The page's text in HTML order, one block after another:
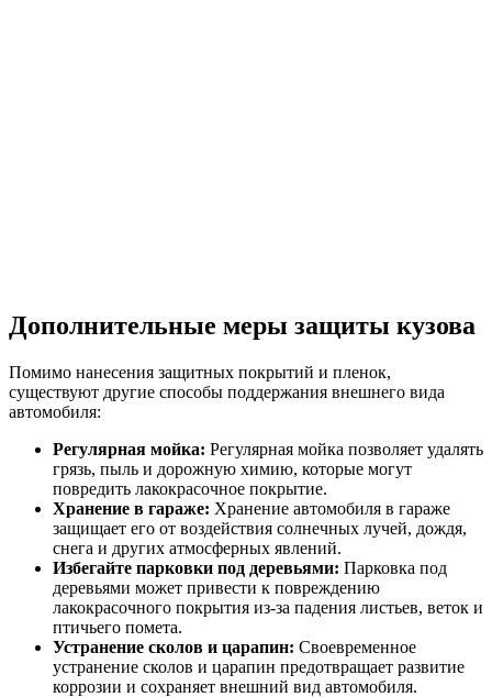
Дополнительные меры защиты кузова
Помимо нанесения защитных покрытий и пленок,
существуют другие способы поддержания внешнего вида
автомобиля:
Регулярная мойка: Регулярная мойка позволяет удалять
грязь, пыль и дорожную химию, которые могут
повредить лакокрасочное покрытие.
Хранение в гараже: Хранение автомобиля в гараже
защищает его от воздействия солнечных лучей, дождя,
снега и других атмосферных явлений.
Избегайте парковки под деревьями: Парковка под
деревьями может привести к повреждению
лакокрасочного покрытия из-за падения листьев, веток и
птичьего помета.
Устранение сколов и царапин: Своевременное
устранение сколов и царапин предотвращает развитие
коррозии и сохраняет внешний вид автомобиля.